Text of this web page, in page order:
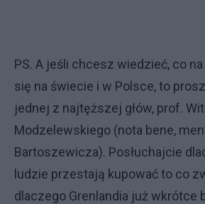
PS. A jeśli chcesz wiedzieć, co
się na świecie i w Polsce, to
jednej z najtęższej głów, prof.
Modzelewskiego (nota bene,
Bartoszewicza). Posłuchajcie
ludzie przestają kupować to co
dlaczego Grenlandia już wkrótce